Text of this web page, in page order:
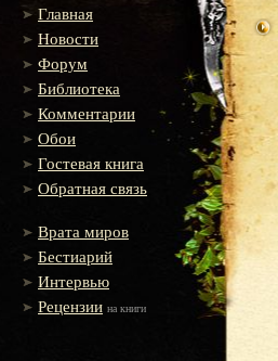
Главная
Новости
Форум
Библиотека
Комментарии
Обои
Гостевая книга
Обратная связь
Врата миров
Бестиарий
Интервью
Рецензии на книги